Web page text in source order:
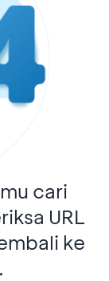
cari
URL
ke